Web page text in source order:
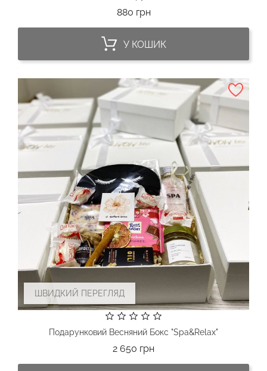
880 грнЦіна
У КОШИК
ШВИДКИЙ ПЕРЕГЛЯД
Подарунковий Весняний Бокс "Spa&Relax"
2 650 грнЦіна